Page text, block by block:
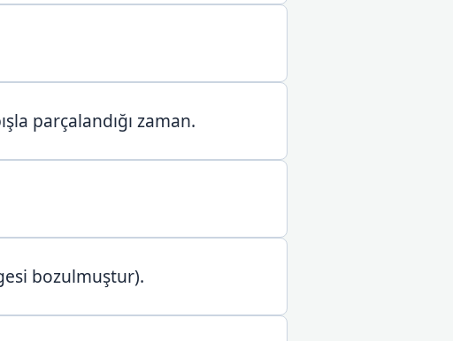
parçalandığı zaman.
bozulmuştur).